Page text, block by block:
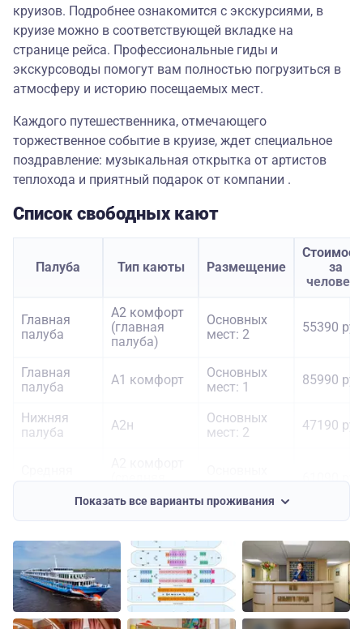
круизов. Подробнее ознакомится с экскурсиями, в
круизе можно в соответствующей вкладке на
странице рейса. Профессиональные гиды и
экскурсоводы помогут вам полностью погрузиться в
атмосферу и историю посещаемых мест.
Каждого путешественника, отмечающего
торжественное событие в круизе, ждет специальное
поздравление: музыкальная открытка от артистов
теплохода и приятный подарок от компании .
Список свободных кают
Палуба Тип каюты Размещение
за
Главная
палуба
А2 комфорт
(главная
палуба)
Основных
мест: 2
55390
Главная
палуба
А1 комфорт
Основных
мест: 1
85990
Нижняя
палуба
А2н
Основных
мест: 2
47190
палуба
мест: 2
Средняя
палуба
А1 комфорт
Основных
мест: 1
85990
Средняя
Панорамный
Основных
97090
Показать все варианты проживания